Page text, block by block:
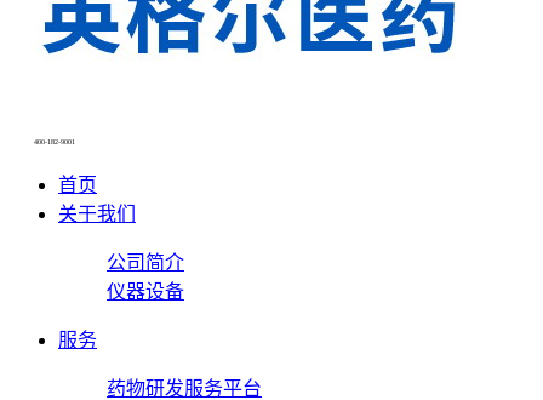
400-182-9001
首页
关于我们
公司简介
仪器设备
服务
药物研发服务平台